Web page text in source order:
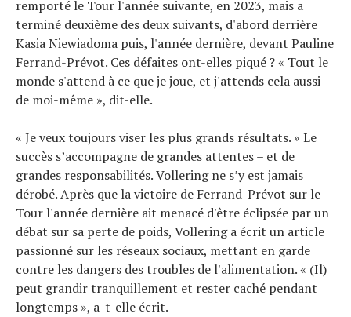
remporté le Tour l'année suivante, en 2023, mais a
terminé deuxième des deux suivants, d'abord derrière
Kasia Niewiadoma puis, l'année dernière, devant Pauline
Ferrand-Prévot. Ces défaites ont-elles piqué ? « Tout le
monde s'attend à ce que je joue, et j'attends cela aussi
de moi-même », dit-elle.
« Je veux toujours viser les plus grands résultats. » Le
succès s’accompagne de grandes attentes – et de
grandes responsabilités. Vollering ne s’y est jamais
dérobé. Après que la victoire de Ferrand-Prévot sur le
Tour l'année dernière ait menacé d'être éclipsée par un
débat sur sa perte de poids, Vollering a écrit un article
passionné sur les réseaux sociaux, mettant en garde
contre les dangers des troubles de l'alimentation. « (Il)
peut grandir tranquillement et rester caché pendant
longtemps », a-t-elle écrit.